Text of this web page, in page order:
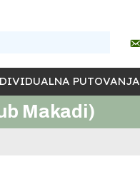
PUTOVANJA
Makadi)